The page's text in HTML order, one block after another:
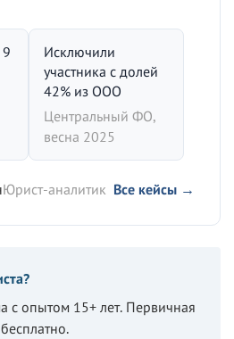
Исключили
участника с долей
42% из ООО
Центральный ФО,
весна 2025
Юрист-аналитик Все кейсы →
с опытом 15+ лет. Первичная